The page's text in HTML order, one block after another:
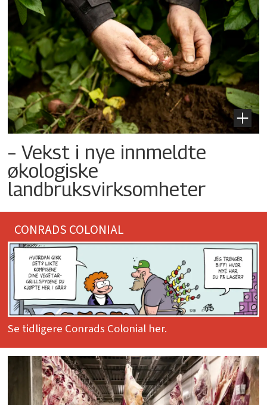
– Vekst i nye innmeldte
økologiske
landbruksvirksomheter
CONRADS COLONIAL
Se tidligere Conrads Colonial her.